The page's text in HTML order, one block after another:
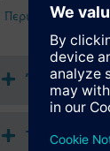
complete
Περισσότερα
Έγγραφα
Τεχνική